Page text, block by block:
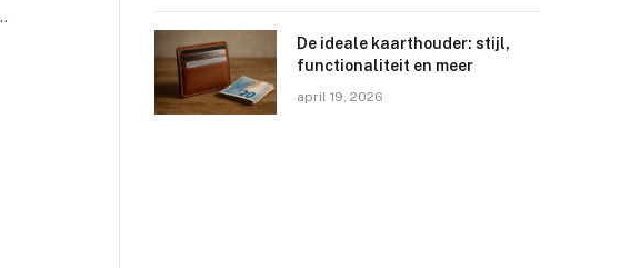
De ideale kaarthouder: stijl,
functionaliteit en meer
april 19, 2026